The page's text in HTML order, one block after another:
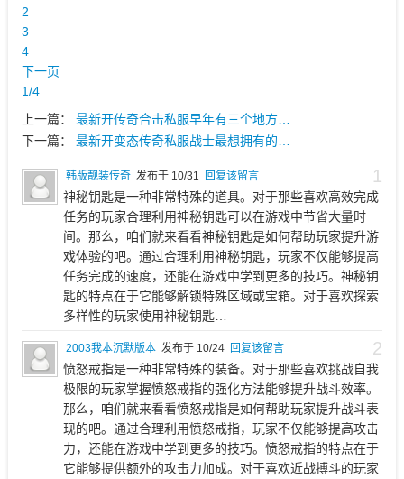
2
3
4
下一页
1/4
上一篇： 最新开传奇合击私服早年有三个地方…
下一篇： 最新开变态传奇私服战士最想拥有的…
1
韩版靓装传奇 发布于 10/31 回复该留言
神秘钥匙是一种非常特殊的道具。对于那些喜欢高效完成
任务的玩家合理利用神秘钥匙可以在游戏中节省大量时
间。那么，咱们就来看看神秘钥匙是如何帮助玩家提升游
戏体验的吧。通过合理利用神秘钥匙，玩家不仅能够提高
任务完成的速度，还能在游戏中学到更多的技巧。神秘钥
匙的特点在于它能够解锁特殊区域或宝箱。对于喜欢探索
多样性的玩家使用神秘钥匙…
2
2003我本沉默版本 发布于 10/24 回复该留言
愤怒戒指是一种非常特殊的装备。对于那些喜欢挑战自我
极限的玩家掌握愤怒戒指的强化方法能够提升战斗效率。
那么，咱们就来看看愤怒戒指是如何帮助玩家提升战斗表
现的吧。通过合理利用愤怒戒指，玩家不仅能够提高攻击
力，还能在游戏中学到更多的技巧。愤怒戒指的特点在于
它能够提供额外的攻击力加成。对于喜欢近战搏斗的玩家